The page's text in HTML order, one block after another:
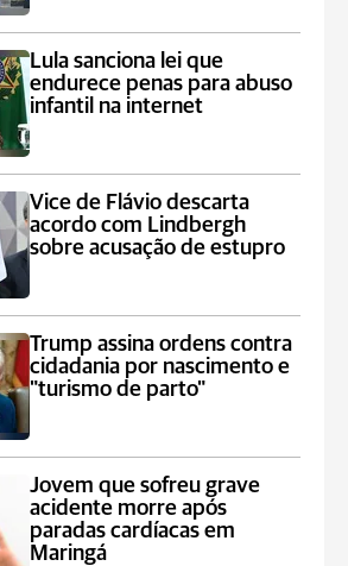
Lula sanciona lei que
endurece penas para abuso
infantil na internet
Vice de Flávio descarta
acordo com Lindbergh
sobre acusação de estupro
Trump assina ordens contra
cidadania por nascimento e
"turismo de parto"
Jovem que sofreu grave
acidente morre após
paradas cardíacas em
Maringá